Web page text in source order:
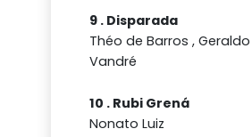
9 . Disparada
Théo de Barros , Geraldo
Vandré
10 . Rubi Grená
Nonato Luiz